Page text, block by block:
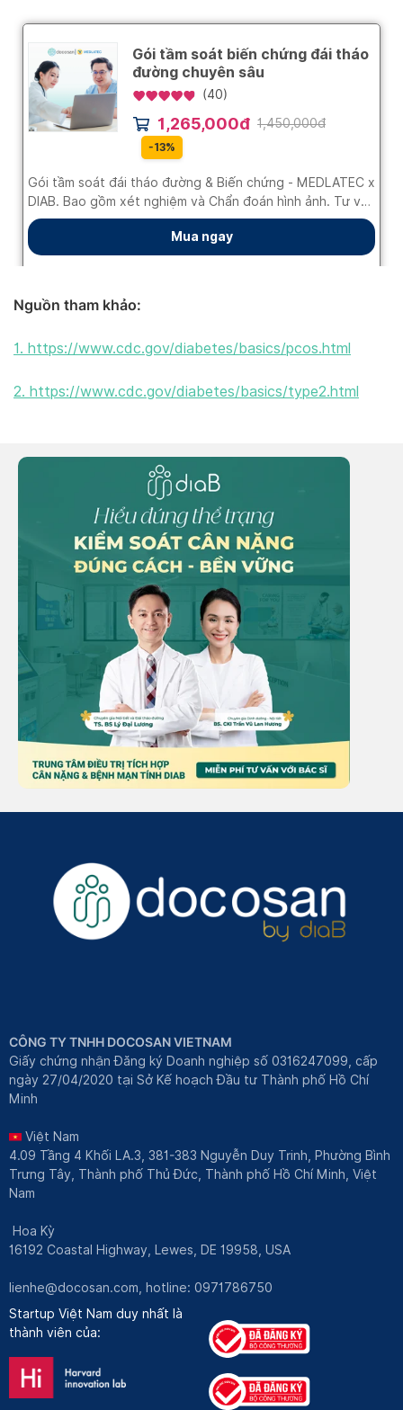
Nguồn tham khảo:
1. https://www.cdc.gov/diabetes/basics/pcos.html
2. https://www.cdc.gov/diabetes/basics/type2.html
CÔNG TY TNHH DOCOSAN VIETNAM
Giấy chứng nhận Đăng ký Doanh nghiệp số 0316247099, cấp
ngày 27/04/2020 tại Sở Kế hoạch Đầu tư Thành phố Hồ Chí
Minh
Việt Nam
4.09 Tầng 4 Khối LA.3, 381-383 Nguyễn Duy Trinh, Phường Bình
Trưng Tây, Thành phố Thủ Đức, Thành phố Hồ Chí Minh, Việt
Nam
Hoa Kỳ
16192 Coastal Highway, Lewes, DE 19958, USA
lienhe@docosan.com , hotline: 0971786750
Startup Việt Nam duy nhất là
thành viên của: